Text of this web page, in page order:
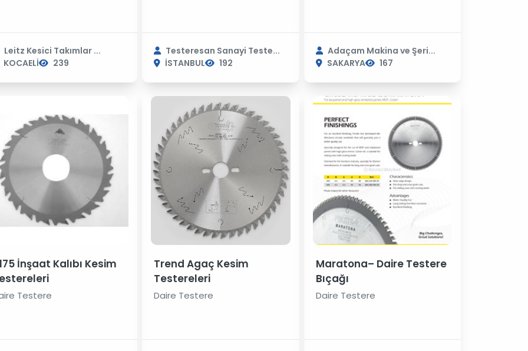
Leitz Kesici Takımlar ...
KOCAELİ
239
Testeresan Sanayi Teste...
İSTANBUL
192
Adaçam Makina ve Şeri...
SAKARYA
167
İnşaat Kalıbı Kesim
Testere
Trend Agaç Kesim
Testereleri
Daire Testere
Maratona– Daire Testere
Bıçağı
Daire Testere